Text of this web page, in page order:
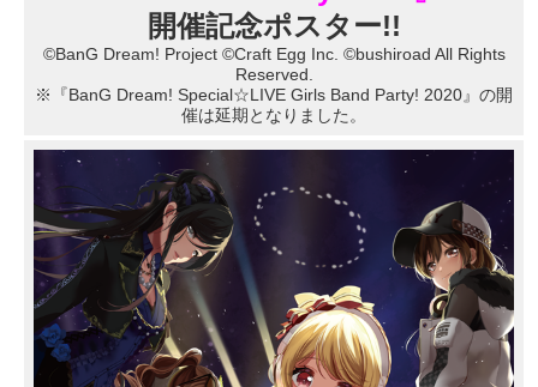
開催記念ポスター!!
©BanG Dream! Project ©Craft Egg Inc. ©bushiroad All Rights
Reserved.
※『BanG Dream! Special☆LIVE Girls Band Party! 2020』の開
催は延期となりました。